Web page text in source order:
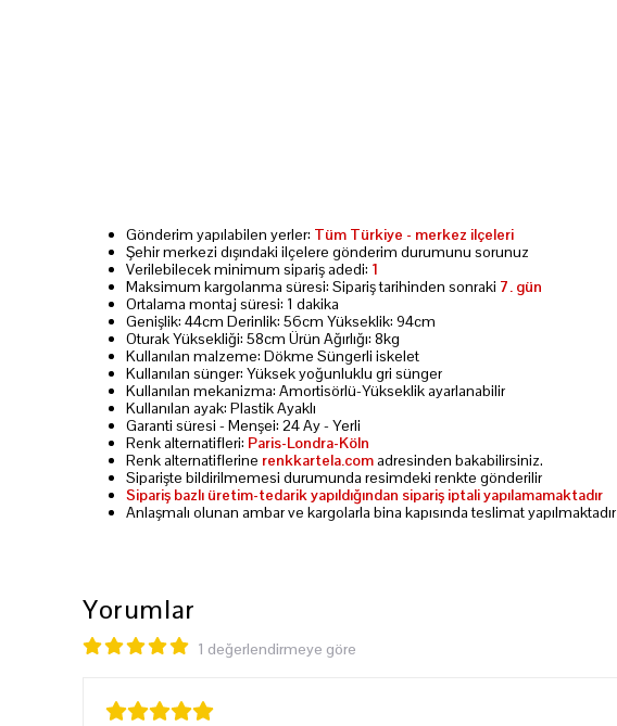
Gönderim yapılabilen yerler: Tüm Türkiye - merkez ilçeleri
Şehir merkezi dışındaki ilçelere gönderim durumunu sorunuz
Verilebilecek minimum sipariş adedi: 1
Maksimum kargolanma süresi: Sipariş tarihinden sonraki 7. gün
Ortalama montaj süresi: 1 dakika
Genişlik: 44cm Derinlik: 56cm Yükseklik: 94cm
Oturak Yüksekliği: 58cm Ürün Ağırlığı: 8kg
Kullanılan malzeme: Dökme Süngerli iskelet
Kullanılan sünger: Yüksek yoğunluklu gri sünger
Kullanılan mekanizma: Amortisörlü-Yükseklik ayarlanabilir
Kullanılan ayak: Plastik Ayaklı
Garanti süresi - Menşei: 24 Ay - Yerli
Renk alternatifleri: Paris-Londra-Köln
Renk alternatiflerine renkkartela.comadresinden bakabilirsiniz.
Siparişte bildirilmemesi durumunda resimdeki renkte gönderilir
Sipariş bazlı üretim-tedarik yapıldığından sipariş iptali yapılamamaktadır
Anlaşmalı olunan ambar ve kargolarla bina kapısında teslimat yapılmaktadır
Yorumlar
1 değerlendirmeye göre